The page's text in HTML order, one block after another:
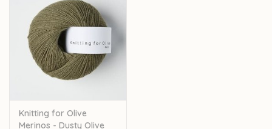
Knitting for Olive
Merinos - Dusty Olive